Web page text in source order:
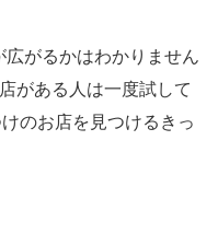
がるかはわかりません
がある人は一度試して
のお店を見つけるきっ